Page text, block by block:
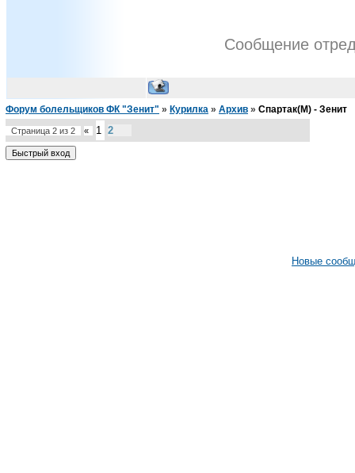
Сообщение
Форум болельщиков ФК "Зенит" » Курилка » Архив » Спартак(М) - Зенит
Страница 2 из 2 « 1 2
Новые